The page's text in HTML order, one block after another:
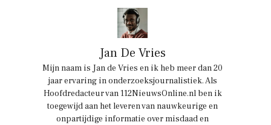
Jan De Vries
Mijn naam is Jan de Vries en ik heb meer dan 20
jaar ervaring in onderzoeksjournalistiek. Als
Hoofdredacteur van 112NieuwsOnline.nl ben ik
toegewijd aan het leveren van nauwkeurige en
onpartijdige informatie over misdaad en